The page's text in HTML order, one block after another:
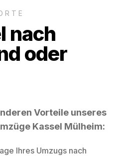
nach
oder
Vorteile unseres
Kassel Mülheim:
Ihres Umzugs nach